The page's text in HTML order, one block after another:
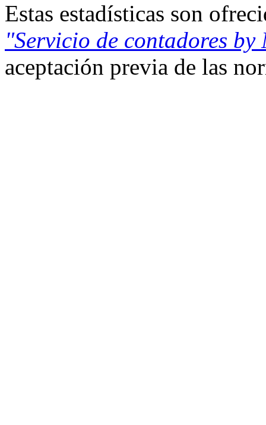
Estas estadísticas son
"Servicio de contadores by
aceptación previa de las